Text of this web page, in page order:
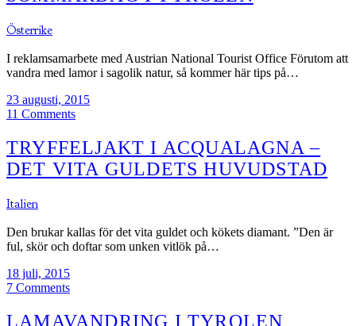
Österrike
I reklamsamarbete med Austrian National Tourist Office Förutom att
vandra med lamor i sagolik natur, så kommer här tips på…
23 augusti, 2015
11 Comments
TRYFFELJAKT I ACQUALAGNA –
DET VITA GULDETS HUVUDSTAD
Italien
Den brukar kallas för det vita guldet och kökets diamant. ”Den är
ful, skör och doftar som unken vitlök på…
18 juli, 2015
7 Comments
LAMAVANDRING I TYROLEN